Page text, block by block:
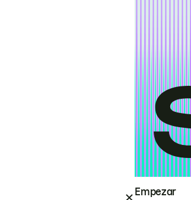
Empezar